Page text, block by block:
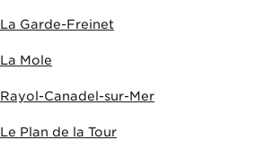
La Garde-Freinet
La Mole
Rayol-Canadel-sur-Mer
Le Plan de la Tour